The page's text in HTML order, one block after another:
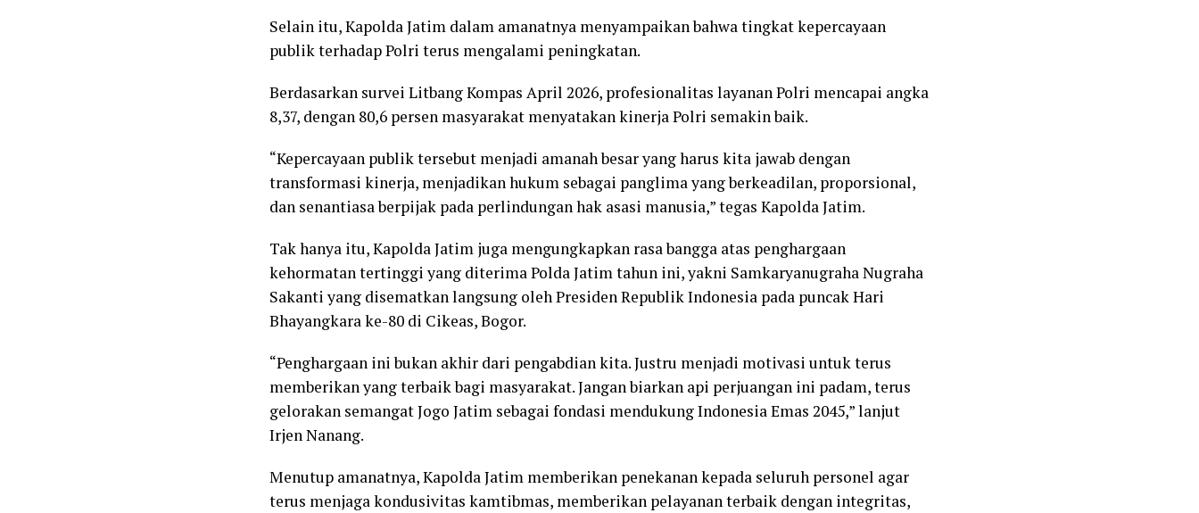
Selain itu, Kapolda Jatim dalam amanatnya menyampaikan bahwa tingkat kepercayaan
publik terhadap Polri terus mengalami peningkatan.
Berdasarkan survei Litbang Kompas April 2026, profesionalitas layanan Polri mencapai angka
8,37, dengan 80,6 persen masyarakat menyatakan kinerja Polri semakin baik.
“Kepercayaan publik tersebut menjadi amanah besar yang harus kita jawab dengan
transformasi kinerja, menjadikan hukum sebagai panglima yang berkeadilan, proporsional,
dan senantiasa berpijak pada perlindungan hak asasi manusia,” tegas Kapolda Jatim.
Tak hanya itu, Kapolda Jatim juga mengungkapkan rasa bangga atas penghargaan
kehormatan tertinggi yang diterima Polda Jatim tahun ini, yakni Samkaryanugraha Nugraha
Sakanti yang disematkan langsung oleh Presiden Republik Indonesia pada puncak Hari
Bhayangkara ke-80 di Cikeas, Bogor.
“Penghargaan ini bukan akhir dari pengabdian kita. Justru menjadi motivasi untuk terus
memberikan yang terbaik bagi masyarakat. Jangan biarkan api perjuangan ini padam, terus
gelorakan semangat Jogo Jatim sebagai fondasi mendukung Indonesia Emas 2045,” lanjut
Irjen Nanang.
Menutup amanatnya, Kapolda Jatim memberikan penekanan kepada seluruh personel agar
terus menjaga kondusivitas kamtibmas, memberikan pelayanan terbaik dengan integritas,